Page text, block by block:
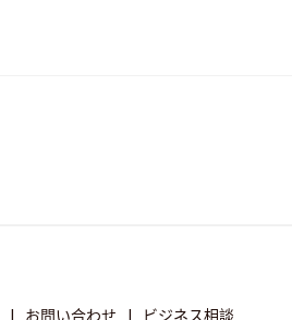
| お問い合わせ | ビジネス相談